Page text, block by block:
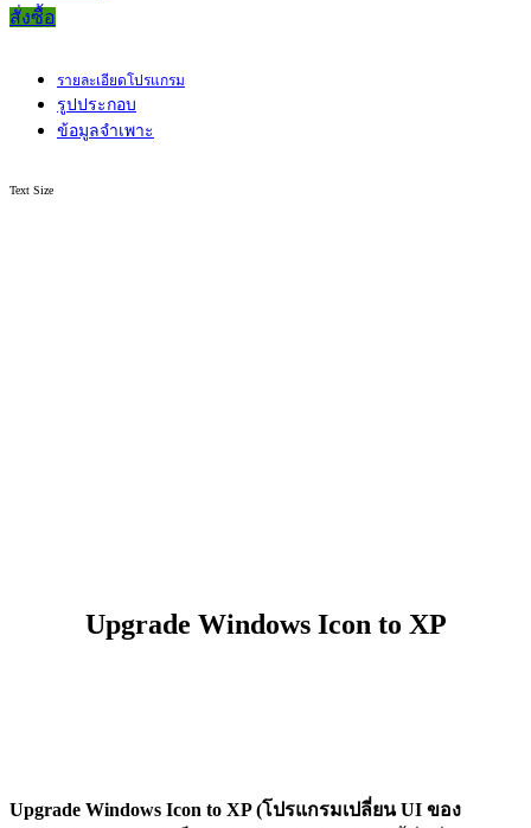
สั่งซื้อ
รายละเอียดโปรแกรม
รูปประกอบ
ข้อมูลจำเพาะ
Text Size
Upgrade Windows Icon to XP
Upgrade Windows Icon to XP (โปรแกรมเปลี่ยน UI ของ